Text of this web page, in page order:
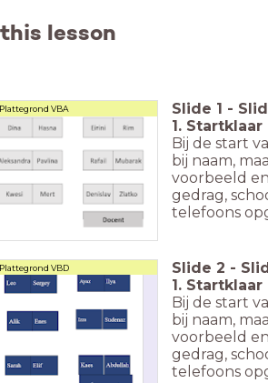
lesson
Plattegrond VBA Slide 1 -
1. Startklaar
Bij de start
bij naam,
voorbeeld
gedrag,
telefoons
Plattegrond VBD Slide 2 -
1. Startklaar
Bij de start
bij naam,
voorbeeld
gedrag,
telefoons